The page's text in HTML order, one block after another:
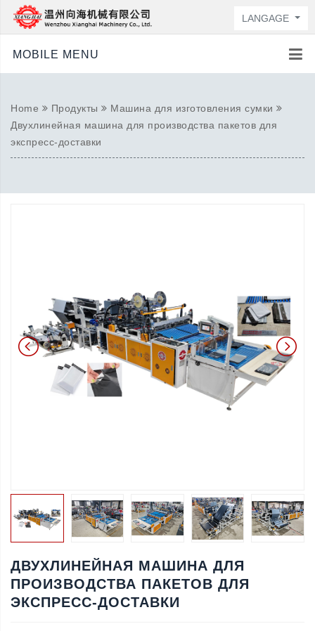
LANGAGE
MOBILE MENU
Home Продукты
Машина для изготовления сумки
Двухлинейная машина для производства пакетов для
экспресс-доставки
ДВУХЛИНЕЙНАЯ МАШИНА ДЛЯ
ПРОИЗВОДСТВА ПАКЕТОВ ДЛЯ
ЭКСПРЕСС-ДОСТАВКИ